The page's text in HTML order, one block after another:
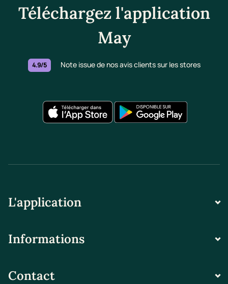
Téléchargez l'application
May
4.9/5 Note issue de nos avis clients sur les stores
L'application
Informations
Contact